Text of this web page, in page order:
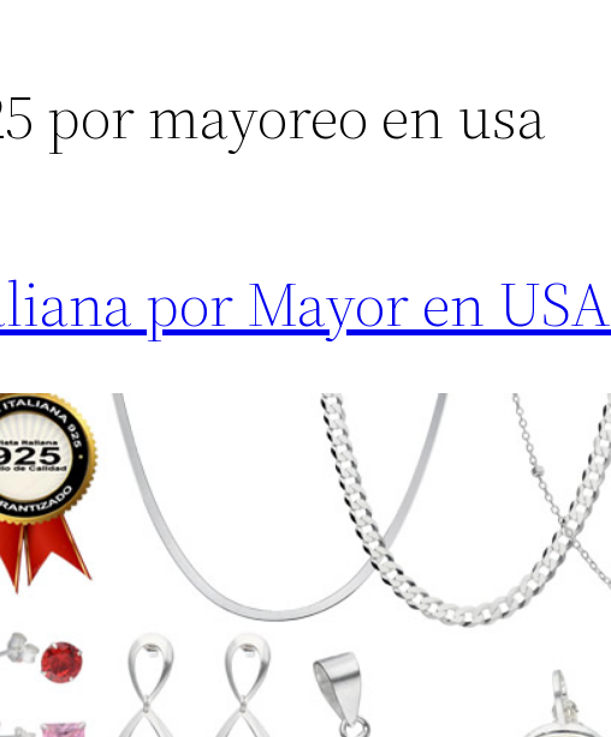
por mayoreo en usa
por Mayor en USA